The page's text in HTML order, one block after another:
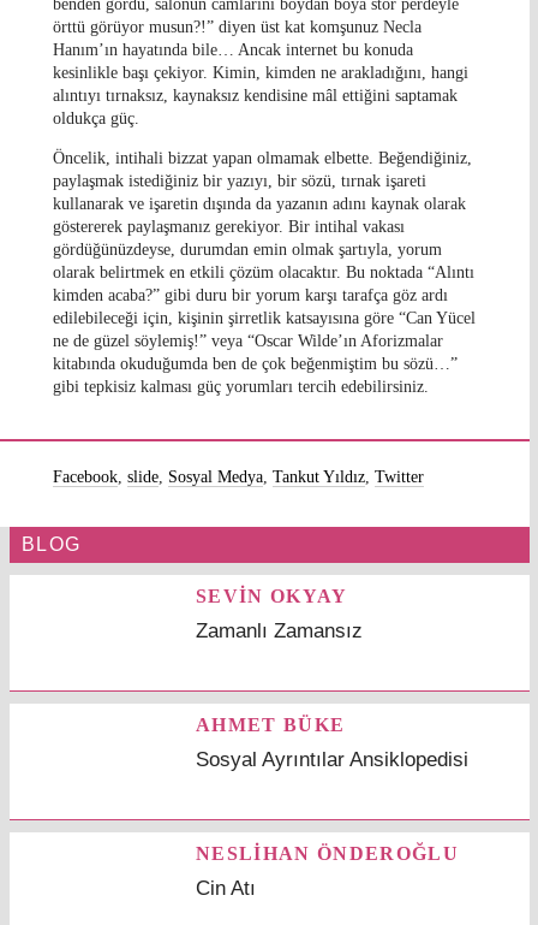
benden gördü, salonun camlarını boydan boya stor perdeyle
örttü görüyor musun?!” diyen üst kat komşunuz Necla
Hanım’ın hayatında bile… Ancak internet bu konuda
kesinlikle başı çekiyor. Kimin, kimden ne arakladığını, hangi
alıntıyı tırnaksız, kaynaksız kendisine mâl ettiğini saptamak
oldukça güç.
Öncelik, intihali bizzat yapan olmamak elbette. Beğendiğiniz,
paylaşmak istediğiniz bir yazıyı, bir sözü, tırnak işareti
kullanarak ve işaretin dışında da yazanın adını kaynak olarak
göstererek paylaşmanız gerekiyor. Bir intihal vakası
gördüğünüzdeyse, durumdan emin olmak şartıyla, yorum
olarak belirtmek en etkili çözüm olacaktır. Bu noktada “Alıntı
kimden acaba?” gibi duru bir yorum karşı tarafça göz ardı
edilebileceği için, kişinin şirretlik katsayısına göre “Can Yücel
ne de güzel söylemiş!” veya “Oscar Wilde’ın Aforizmalar
kitabında okuduğumda ben de çok beğenmiştim bu sözü…”
gibi tepkisiz kalması güç yorumları tercih edebilirsiniz.
Facebook, slide, Sosyal Medya, Tankut Yıldız, Twitter
BLOG
SEVİN OKYAY
Zamanlı Zamansız
AHMET BÜKE
Sosyal Ayrıntılar Ansiklopedisi
NESLİHAN ÖNDEROĞLU
Cin Atı